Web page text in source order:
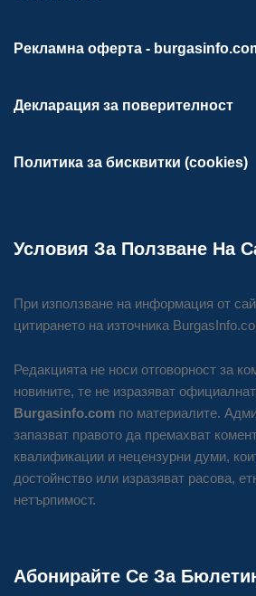
Рекламна оферта -
Декларация за поверителност
Политика за бисквитки (cookies)
Условия За Ползване На
При използване на информация от
цитирането на източника
Редакцията не носи отговорност за
новините, те не изразяват
Burgasinfo.com по материалите.
запазват правото да премахват
квалификации и нецензурни думи,
достойнство или изразяват расова,
нетърпимост.
Абонирайте Се За